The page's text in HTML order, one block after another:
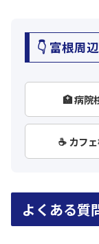
👇 富根周
🏥 病院
☕ カフ
よくある質